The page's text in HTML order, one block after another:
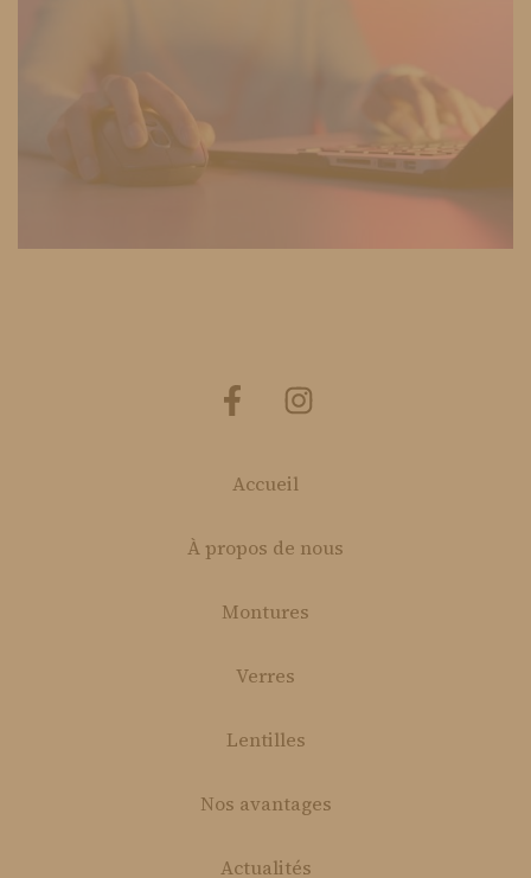
Accueil
À propos de nous
Montures
Verres
Lentilles
Nos avantages
Actualités